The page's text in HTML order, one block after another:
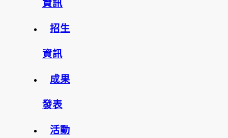
資訊
招生
資訊
成果
發表
活動